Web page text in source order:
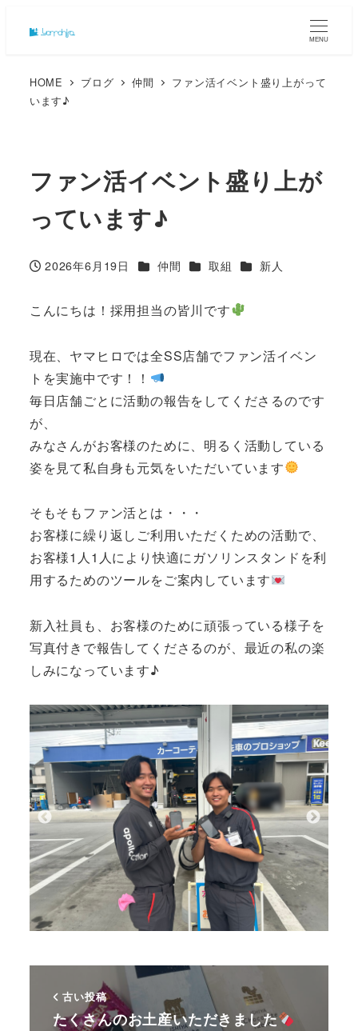
MENU
HOME ブログ 仲間
ファン活イベント盛り上がって
います♪
ファン活イベント盛り上が
っています♪
投稿日
2026年6月19日 カテゴリー
仲間 カテゴリー
取組 カテゴリー
新人
こんにちは！採用担当の皆川です
現在、ヤマヒロでは全SS店舗でファン活イベン
トを実施中です！！
毎日店舗ごとに活動の報告をしてくださるのです
が、
みなさんがお客様のために、明るく活動している
姿を見て私自身も元気をいただいています
そもそもファン活とは・・・
お客様に繰り返しご利用いただくための活動で、
お客様1人1人により快適にガソリンスタンドを利
用するためのツールをご案内しています
新入社員も、お客様のために頑張っている様子を
写真付きで報告してくださるのが、最近の私の楽
しみになっています♪
古い投稿
たくさんのお土産いただきました